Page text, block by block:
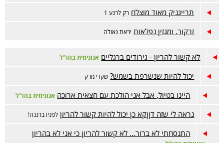
תרייגניק מאוד מוצלח רק לרגע 1
זרקור. ומגזין נפלאות יראת גאולה
לא קשור להריון - גירודים ברגליים אנונימית בהו"ל
יכול להיות שנשרפת בשמש? שקדי מרק
היינו בטיול, אבל אני הולכת עם חצאית ארוכה אנונימית בהו"ל
נראה לי שזה דןןקא כן יכול להיות קשור להריון לפניו ברננה!
התנסחתי לא ברור... לא קשור להריון כי אני לא בהריון